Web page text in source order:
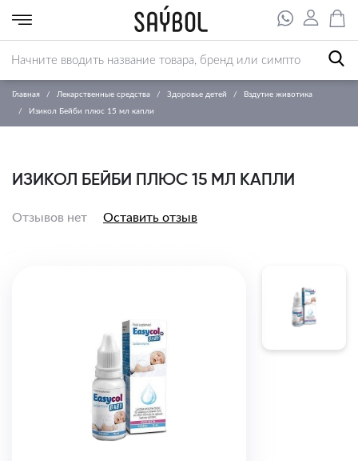
Главная Лекарственные средства Здоровье детей Вздутие животика
Изикол Бейби плюс 15 мл капли
ИЗИКОЛ БЕЙБИ ПЛЮС 15 МЛ КАПЛИ
Отзывов нет Оставить отзыв